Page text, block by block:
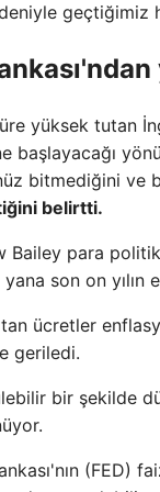
yüksek tutan
başlayacağı
bitmediğini ve
belirtti.
Bailey para
son on
ücretler
geriledi.
bir şekilde
(FED)